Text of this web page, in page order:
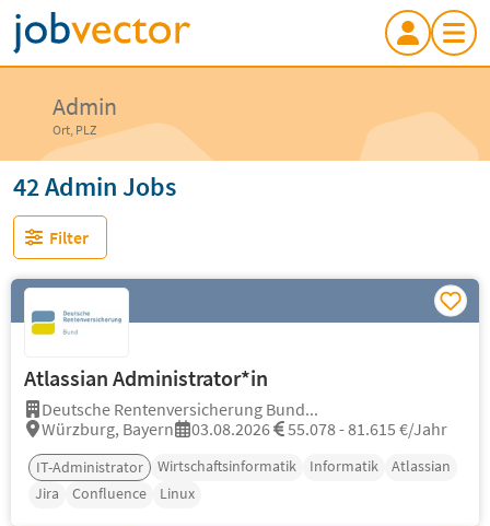
Admin
Ort, PLZ
42 Admin Jobs
Filter
Atlassian Administrator*in
Deutsche Rentenversicherung Bund...
Würzburg, Bayern
03.08.2026 55.078 - 81.615 €/Jahr
IT-Administrator Wirtschaftsinformatik Informatik
Atlassian
Jira
Confluence Linux